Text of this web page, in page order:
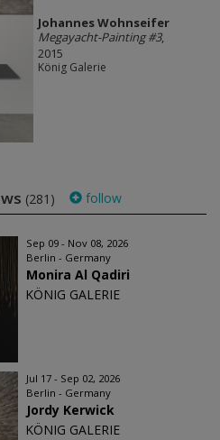
Johannes Wohnseifer
Megayacht-Painting #3,
2015
König Galerie
(281) follow
Sep 09 - Nov 08, 2026
Berlin - Germany
Monira Al Qadiri
KÖNIG GALERIE
Jul 17 - Sep 02, 2026
Berlin - Germany
Jordy Kerwick
KÖNIG GALERIE